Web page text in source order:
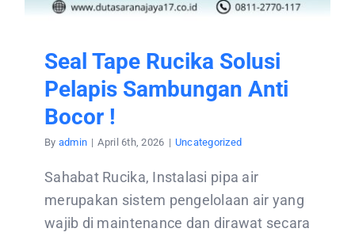
Seal Tape Rucika Solusi
Pelapis Sambungan Anti
Bocor !
By admin | April 6th, 2026 | Uncategorized
Sahabat Rucika, Instalasi pipa air
merupakan sistem pengelolaan air yang
wajib di maintenance dan dirawat secara